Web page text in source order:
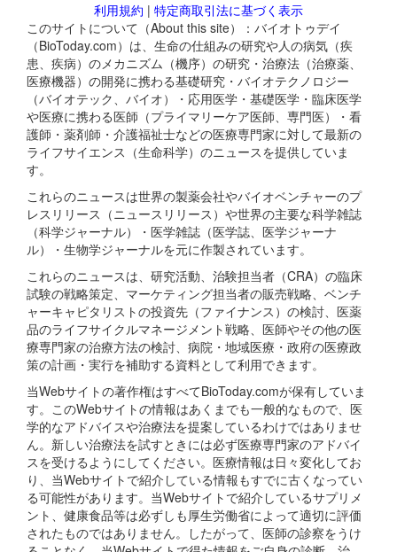
利用規約 | 特定商取引法に基づく表示
このサイトについて（About this site）：バイオトゥデイ
（BioToday.com）は、生命の仕組みの研究や人の病気（疾
患、疾病）のメカニズム（機序）の研究・治療法（治療薬、
医療機器）の開発に携わる基礎研究・バイオテクノロジー
（バイオテック、バイオ）・応用医学・基礎医学・臨床医学
や医療に携わる医師（プライマリーケア医師、専門医）・看
護師・薬剤師・介護福祉士などの医療専門家に対して最新の
ライフサイエンス（生命科学）のニュースを提供していま
す。
これらのニュースは世界の製薬会社やバイオベンチャーのプ
レスリリース（ニュースリリース）や世界の主要な科学雑誌
（科学ジャーナル）・医学雑誌（医学誌、医学ジャーナ
ル）・生物学ジャーナルを元に作製されています。
これらのニュースは、研究活動、治験担当者（CRA）の臨床
試験の戦略策定、マーケティング担当者の販売戦略、ベンチ
ャーキャピタリストの投資先（ファイナンス）の検討、医薬
品のライフサイクルマネージメント戦略、医師やその他の医
療専門家の治療方法の検討、病院・地域医療・政府の医療政
策の計画・実行を補助する資料として利用できます。
当Webサイトの著作権はすべてBioToday.comが保有していま
す。このWebサイトの情報はあくまでも一般的なもので、医
学的なアドバイスや治療法を提案しているわけではありませ
ん。新しい治療法を試すときには必ず医療専門家のアドバイ
スを受けるようにしてください。医療情報は日々変化してお
り、当Webサイトで紹介している情報もすでに古くなってい
る可能性があります。当Webサイトで紹介しているサプリメ
ント、健康食品等は必ずしも厚生労働省によって適切に評価
されたものではありません。したがって、医師の診察をうけ